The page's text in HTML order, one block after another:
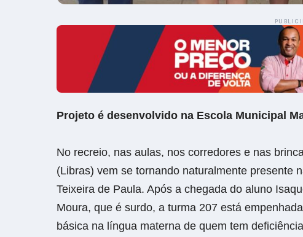
Projeto é desenvolvido na Escola Municipal
No recreio, nas aulas, nos corredores e nas
(Libras) vem se tornando naturalmente presente
Teixeira de Paula. Após a chegada do aluno
Moura, que é surdo, a turma 207 está
básica na língua materna de quem tem